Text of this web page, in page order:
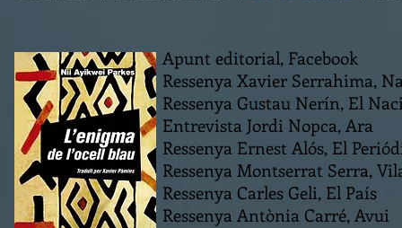
Apunt editorial, Facebook
Ressenya Xavier Serrahima,
Ressenya Gustau Nerín, El
Entrevista Jordi Nopca, Ara
Ressenya Ernest Alós, El
Ressenya Montserrat Serra,
Ressenya Carles Geli, El País
Ressenya Antònia Carré, Avui